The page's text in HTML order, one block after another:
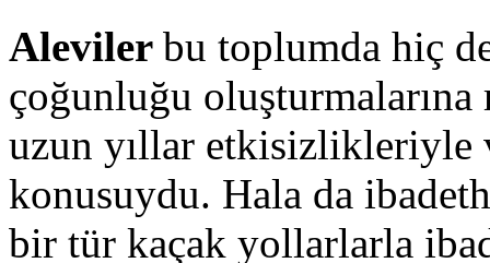
Aleviler bu toplumda hiç
çoğunluğu
uzun yıllar etkisizlikleriyle
konusuydu. Hala da
bir tür kaçak yollarlarla